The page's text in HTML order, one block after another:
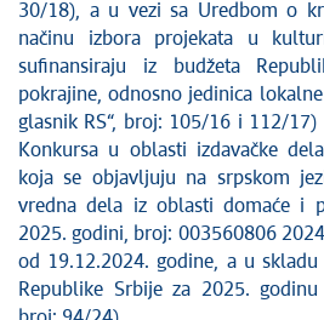
30/18), a u vezi sa Uredbom o
načinu izbora projekata u
sufinansiraju iz budžeta
pokrajine, odnosno jedinica
glasnik RS“, broj: 105/16 i 112/17)
Konkursa u oblasti izdavačke
koja se objavljuju na srpskom
vredna dela iz oblasti domaće i
2025. godini, broj: 003560806
od 19.12.2024. godine, a u
Republike Srbije za 2025. godinu